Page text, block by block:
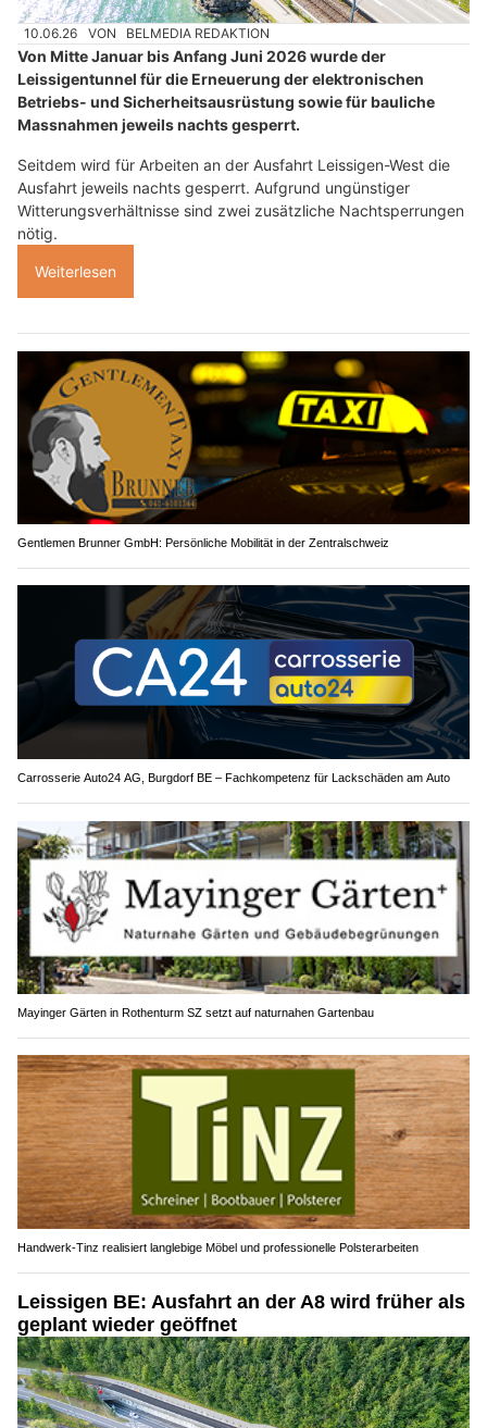
10.06.26 VON BELMEDIA REDAKTION
Von Mitte Januar bis Anfang Juni 2026 wurde der
Leissigentunnel für die Erneuerung der elektronischen
Betriebs- und Sicherheitsausrüstung sowie für bauliche
Massnahmen jeweils nachts gesperrt.
Seitdem wird für Arbeiten an der Ausfahrt Leissigen-West die
Ausfahrt jeweils nachts gesperrt. Aufgrund ungünstiger
Witterungsverhältnisse sind zwei zusätzliche Nachtsperrungen
nötig.
Weiterlesen
Gentlemen Brunner GmbH: Persönliche Mobilität in der Zentralschweiz
Carrosserie Auto24 AG, Burgdorf BE – Fachkompetenz für Lackschäden am Auto
Mayinger Gärten in Rothenturm SZ setzt auf naturnahen Gartenbau
Handwerk-Tinz realisiert langlebige Möbel und professionelle Polsterarbeiten
Leissigen BE: Ausfahrt an der A8 wird früher als
geplant wieder geöffnet